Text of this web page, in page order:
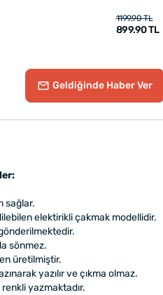
1199.90 TL
899.90 TL
Geldiğinde Haber Ver
sağlar.
elektirikli çakmak modellidir.
sönmez.
üretilmiştir.
yazılır ve çıkma olmaz.
yazmaktadır.